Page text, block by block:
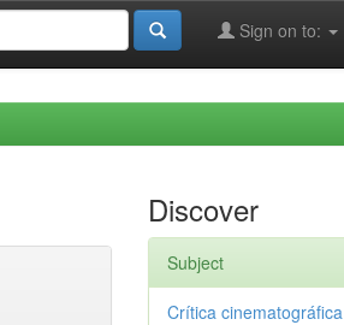
Sign on to:
Discover
Subject
Crítica cinematográfica